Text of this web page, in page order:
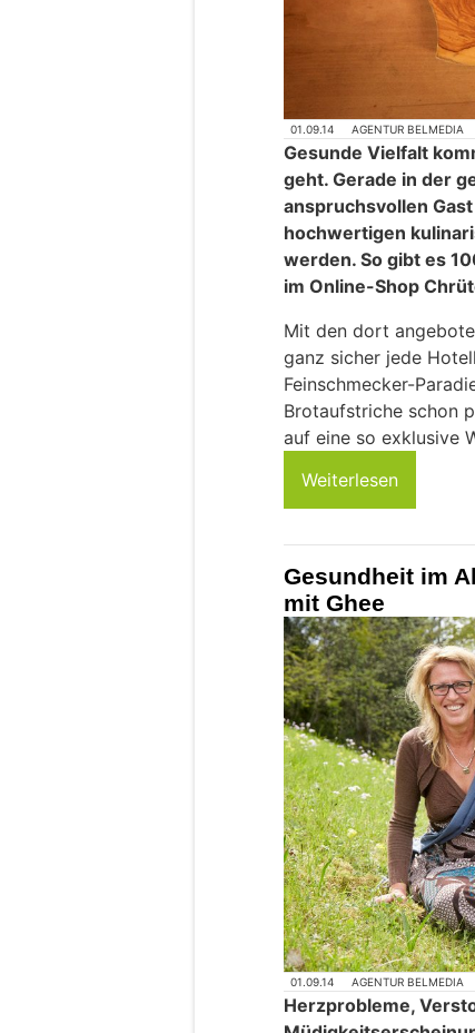
01.09.14 AGENTUR BELMEDIA
Gesunde Vielfalt
geht. Gerade in der
anspruchsvollen
hochwertigen
werden. So gibt es
im Online-Shop
Mit den dort
ganz sicher jede
Feinschmecker-
Brotaufstriche schon
auf eine so exklusive
Weiterlesen
Gesundheit im
mit Ghee
01.09.14 AGENTUR BELMEDIA
Herzprobleme,